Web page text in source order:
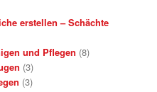
erstellen – Schächte
und Pflegen (8)
(3)
(3)